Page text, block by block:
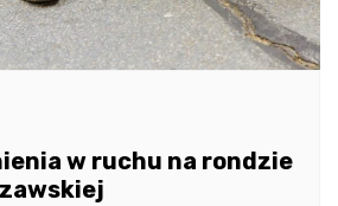
w ruchu na rondzie